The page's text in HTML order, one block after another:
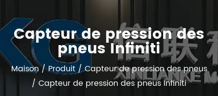
Capteur de pression des
pneus Infiniti
Maison/Produit/Capteur de pression des pneus
/ Capteur de pression des pneus Infiniti